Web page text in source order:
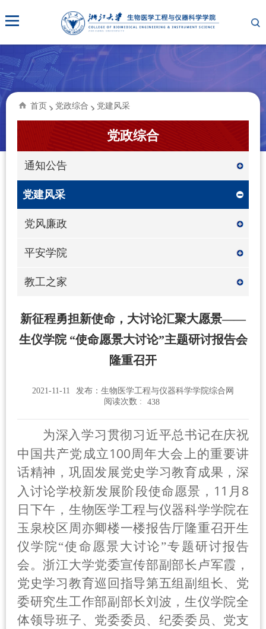
首页 党政综合 党建风采
党政综合
通知公告
党建风采
党风廉政
平安学院
教工之家
新征程勇担新使命，大讨论汇聚大愿景——
生仪学院 “使命愿景大讨论”主题研讨报告会
隆重召开
2021-11-11
发布：生物医学工程与仪器科学学院综合网
阅读次数 :
438
为深入学习贯彻习近平总书记在庆祝
中国共产党成立 100 周年大会上的重要讲
话精神，巩固发展党史学习教育成果，深
入讨论学校新发展阶段使命愿景， 11 月 8
日下午，生物医学工程与仪器科学学院在
玉泉校区周亦卿楼一楼报告厅隆重召开生
仪学院“使命愿景大讨论”专题研讨报告
会。浙江大学党委宣传部副部长卢军霞，
党史学习教育巡回指导第五组副组长、党
委研究生工作部副部长刘波，生仪学院全
体领导班子、党委委员、纪委委员、党支